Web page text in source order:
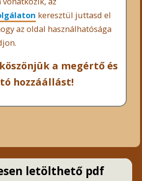
keresztül juttasd el
az oldal használhatósága
a megértő és
hozzáállást!
letölthető pdf